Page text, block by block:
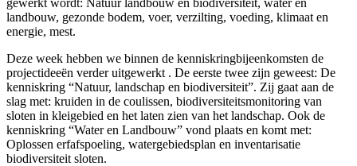
landbouw, gezonde bodem, voer, verzilting, voeding, klimaat en
energie, mest.
Deze week hebben we binnen de kenniskringbijeenkomsten de
projectideeën verder uitgewerkt . De eerste twee zijn geweest: De
kenniskring “Natuur, landschap en biodiversiteit”. Zij gaat aan de
slag met: kruiden in de coulissen, biodiversiteitsmonitoring van
sloten in kleigebied en het laten zien van het landschap. Ook de
kenniskring “Water en Landbouw” vond plaats en komt met:
Oplossen erfafspoeling, watergebiedsplan en inventarisatie
biodiversiteit sloten.